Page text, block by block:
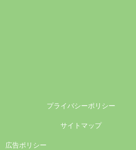
プライバシーポリシー
サイトマップ
広告ポリシー